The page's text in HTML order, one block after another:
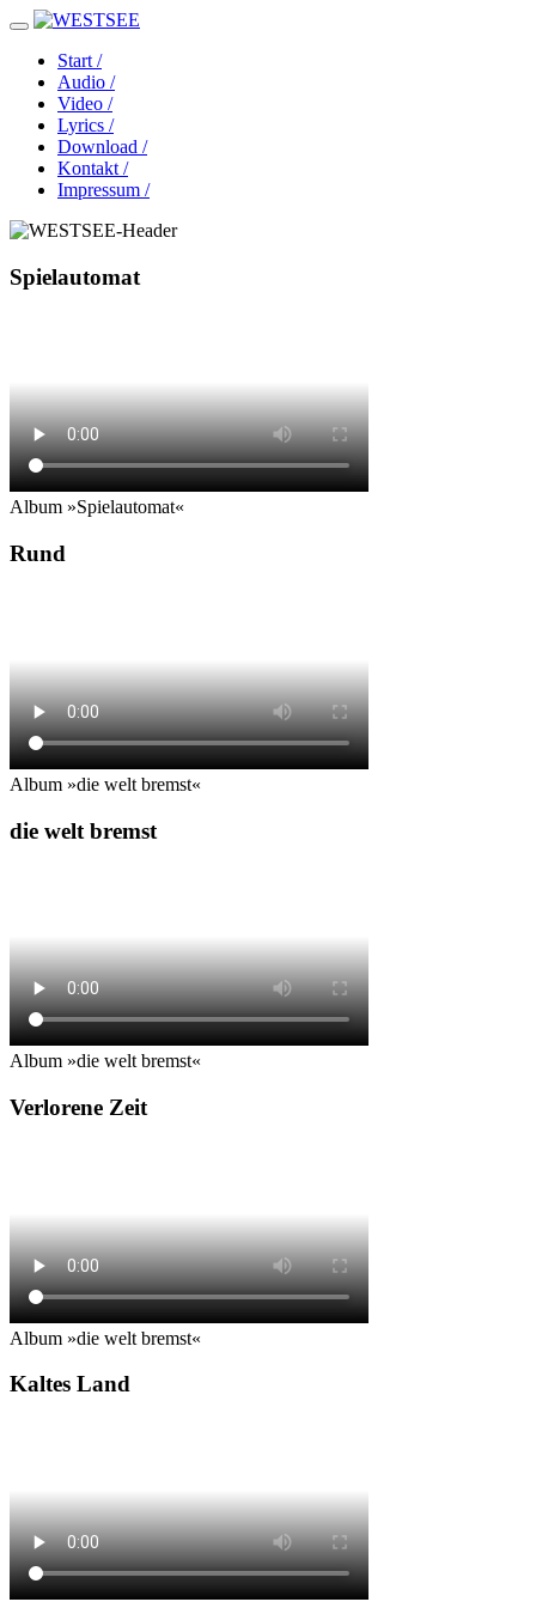
Start /
Audio /
Video /
Lyrics /
Download /
Kontakt /
Impressum /
Spielautomat
Album »Spielautomat«
Rund
Album »die welt bremst«
die welt bremst
Album »die welt bremst«
Verlorene Zeit
Album »die welt bremst«
Kaltes Land